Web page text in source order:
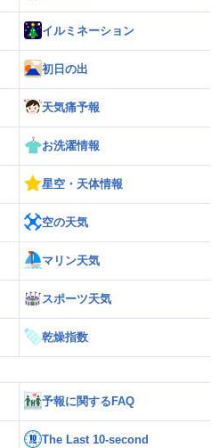
イルミネーション
初日の出
天気痛予報
お洗濯情報
星空・天体情報
空の天気
マリン天気
スポーツ天気
乾燥指数
予報に関するFAQ
The Last 10-second